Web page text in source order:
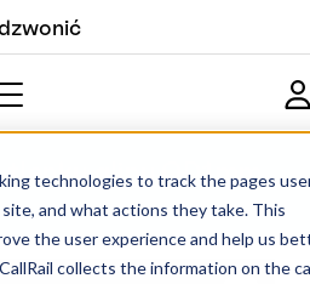
technologies to track the pages
and what actions they take. This
the user experience and help us
collects the information on the
tlenku glinu OD1mm